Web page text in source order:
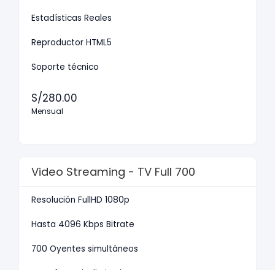
Estadísticas Reales
Reproductor HTML5
Soporte técnico
S/280.00
Mensual
Video Streaming - TV Full 700
Resolución FullHD 1080p
Hasta 4096 Kbps Bitrate
700 Oyentes simultáneos